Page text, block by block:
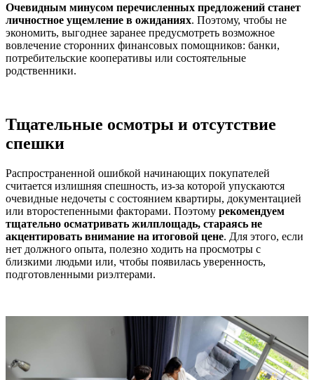
Очевидным минусом перечисленных предложений станет
личностное ущемление в ожиданиях. Поэтому, чтобы не
экономить, выгоднее заранее предусмотреть возможное
вовлечение сторонних финансовых помощников: банки,
потребительские кооперативы или состоятельные
родственники.
Тщательные осмотры и отсутствие
спешки
Распространенной ошибкой начинающих покупателей
считается излишняя спешность, из-за которой упускаются
очевидные недочеты с состоянием квартиры, документацией
или второстепенными факторами. Поэтому рекомендуем
тщательно осматривать жилплощадь, стараясь не
акцентировать внимание на итоговой цене. Для этого, если
нет должного опыта, полезно ходить на просмотры с
близкими людьми или, чтобы появилась уверенность,
подготовленными риэлтерами.